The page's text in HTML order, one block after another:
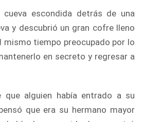
escondida detrás de una
y descubrió un gran cofre lleno
mismo tiempo preocupado por lo
en secreto y regresar a
alguien había entrado a su
que era su hermano mayor